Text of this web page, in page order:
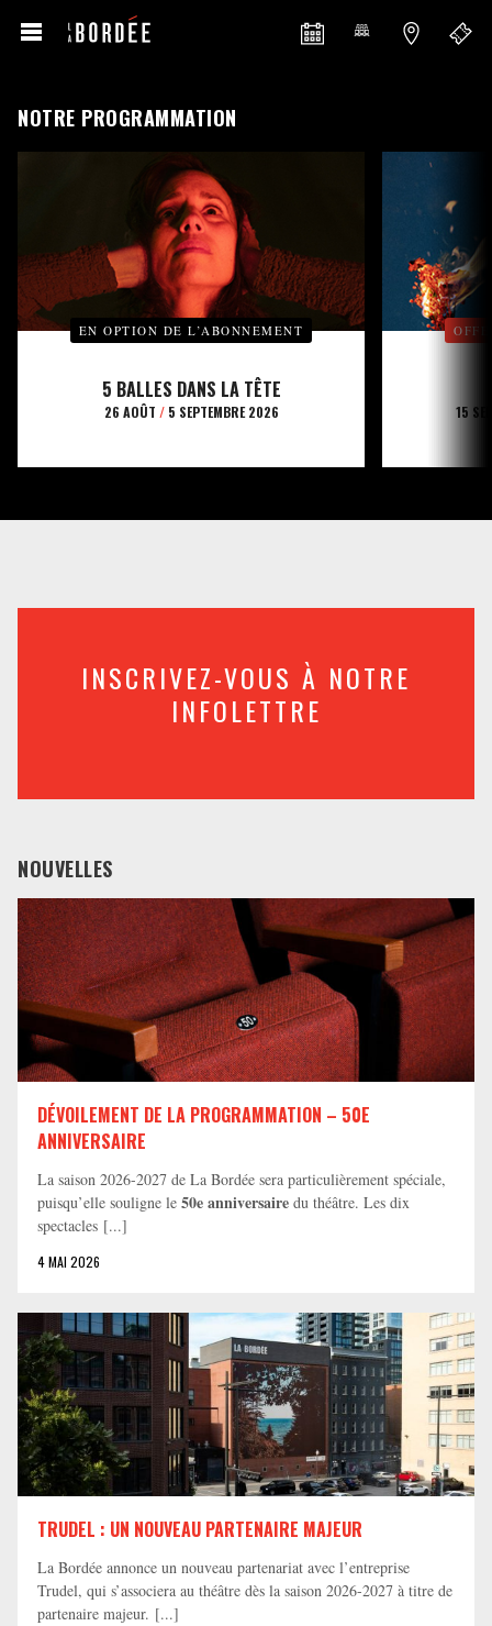
NOTRE PROGRAMMATION
EN OPTION DE L’ABONNEMENT
5 BALLES DANS LA TÊTE
26 AOÛT /5 SEPTEMBRE 2026 15
INSCRIVEZ-VOUS À NOTRE
INFOLETTRE
NOUVELLES
DÉVOILEMENT DE LA PROGRAMMATION – 50E
ANNIVERSAIRE
La saison 2026-2027 de La Bordée sera particulièrement spéciale,
puisqu’elle souligne le 50e anniversaire du théâtre. Les dix
spectacles [...]
4 MAI 2026
TRUDEL : UN NOUVEAU PARTENAIRE MAJEUR
La Bordée annonce un nouveau partenariat avec l’entreprise
Trudel, qui s’associera au théâtre dès la saison 2026-2027 à titre de
partenaire majeur. [...]